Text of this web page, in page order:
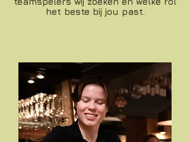
het beste bij jou past.